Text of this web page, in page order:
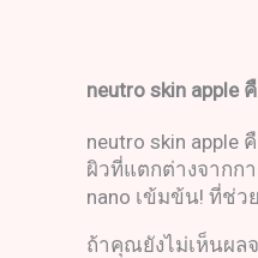
neutro skin apple
neutro skin apple
ผิวที่แตกต่างจากก
nano เข้มข้น! ที่ช่ว
ถ้าคุณยังไม่เห็นผล